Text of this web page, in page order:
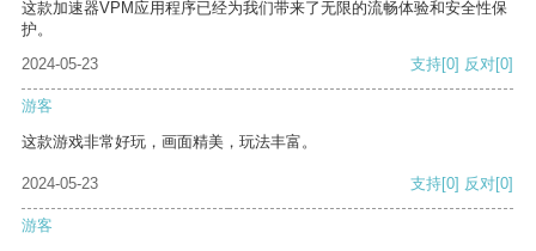
这款加速器VPM应用程序已经为我们带来了无限的流畅体验和安全性保
护。
2024-05-23
支持[0] 反对[0]
游客
这款游戏非常好玩，画面精美，玩法丰富。
2024-05-23 支持[0] 反对[0]
游客